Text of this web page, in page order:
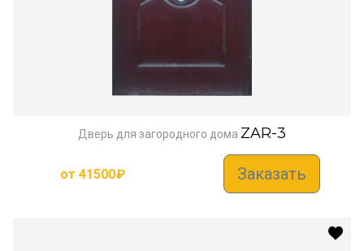
Дверь для загородного дома ZAR-3
от 41500₽ Заказать